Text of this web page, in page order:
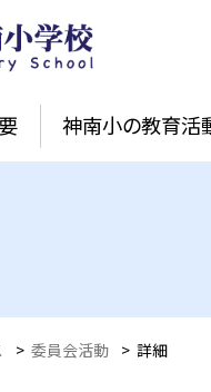
神南小の教育活
> 委員会活動 > 詳細